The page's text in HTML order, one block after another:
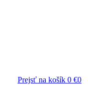
Prejsť na košík 0 €0